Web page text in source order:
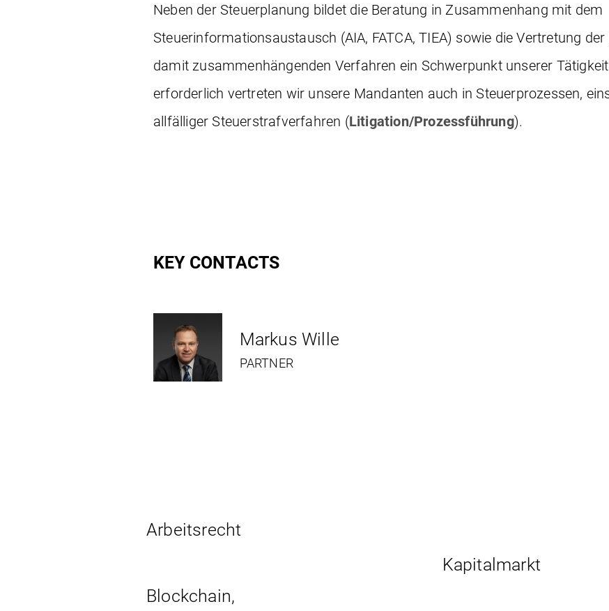
Neben der Steuerplanung bildet die Beratung in Zusammenhang mit dem
Steuerinformationsaustausch (AIA, FATCA, TIEA) sowie die Vertretung
damit zusammenhängenden Verfahren ein Schwerpunkt unserer
erforderlich vertreten wir unsere Mandanten auch in Steuerprozessen,
allfälliger Steuerstrafverfahren (Litigation/Prozessführung).
KEY CONTACTS
Markus Wille
PARTNER
Arbeits­recht
Blockchain,
Kapitalmarkt